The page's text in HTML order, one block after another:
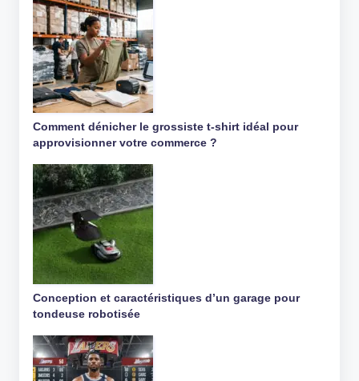
Comment dénicher le grossiste t-shirt idéal pour
approvisionner votre commerce ?
Conception et caractéristiques d’un garage pour
tondeuse robotisée